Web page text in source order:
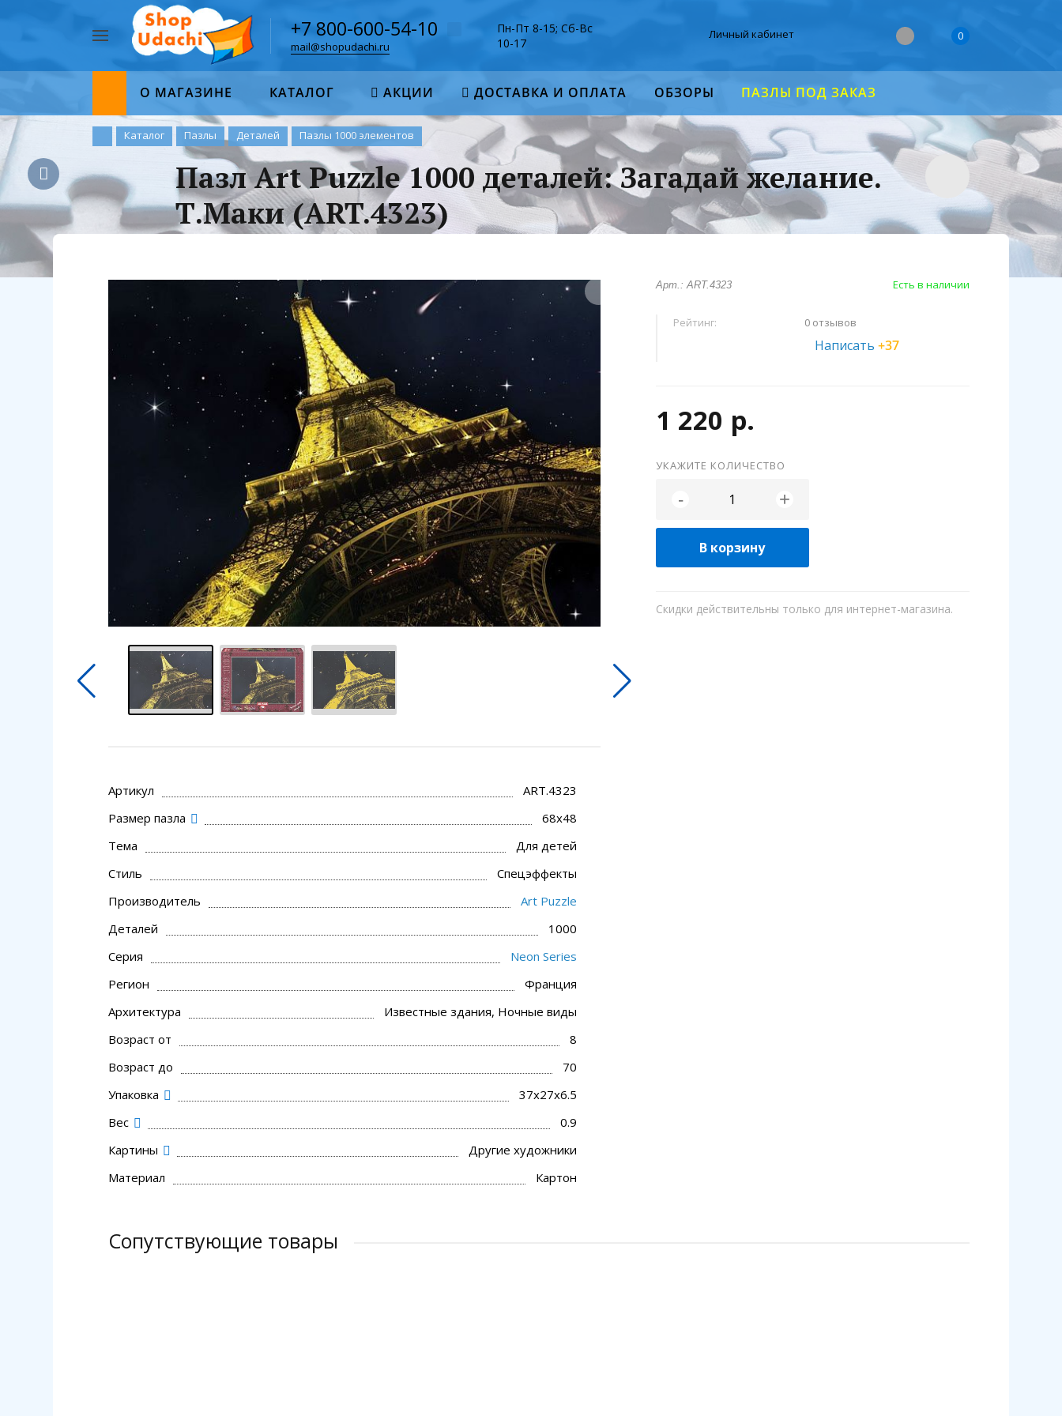
Найти
+7 800-600-54-10
mail@shopudachi.ru
Пн-Пт 8-15; Сб-Вс
10-17
Личный кабинет 0
О МАГАЗИНЕ КАТАЛОГ АКЦИИ ДОСТАВКА И ОПЛАТА ОБЗОРЫ ПАЗЛЫ ПОД ЗАКАЗ
Каталог Пазлы Деталей Пазлы 1000 элементов
Пазл Art Puzzle 1000 деталей: Загадай желание.
Т.Маки (ART.4323)
Артикул
ART.4323
Размер пазла
68x48
Тема
Для детей
Стиль
Спецэффекты
Производитель
Art Puzzle
Деталей
1000
Серия
Neon Series
Регион
Франция
Архитектура
Известные здания, Ночные виды
Возраст от
8
Возраст до
70
Упаковка
37x27x6.5
Вес
0.9
Картины
Другие художники
Материал
Картон
Арт.: ART.4323 Есть в наличии
Рейтинг: 0 отзывов
Написать+37
1 220 р.
УКАЖИТЕ КОЛИЧЕСТВО
- +
В корзину
Скидки действительны только для интернет-магазина.
Сопутствующие товары